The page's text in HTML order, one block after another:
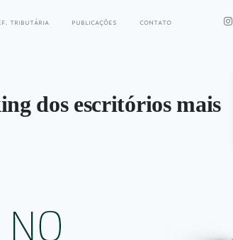
tributária publicações contato
dos escritórios mais